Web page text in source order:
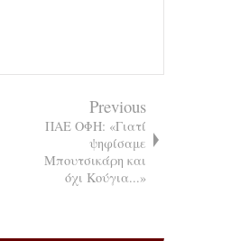
Previous
ΠΑΕ ΟΦΗ: «Γιατί
ψηφίσαμε
Μπουτσικάρη και
όχι Κούγια...»